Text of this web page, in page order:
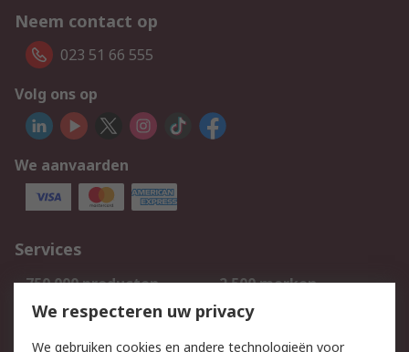
Neem contact op
023 51 66 555
Volg ons op
We aanvaarden
Services
750.000 producten
2.500 merken
Bestellen
Inkoopoplossingen
We respecteren uw privacy
We gebruiken cookies en andere technologieën voor